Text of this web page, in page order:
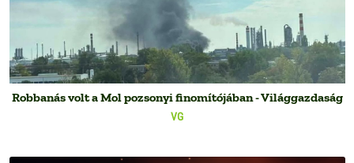
VG
Robbanás volt a Mol pozsonyi finomítójában - Világgazdaság